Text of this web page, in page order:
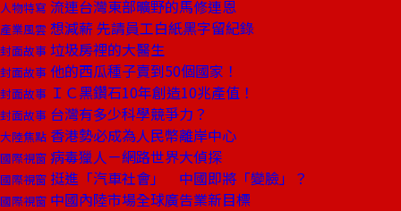
人物特寫 流連台灣東部曠野的馬修連恩
產業風雲 想減薪 先請員工白紙黑字留紀錄
封面故事 垃圾房裡的大醫生
封面故事 他的西瓜種子賣到50個國家！
封面故事 ＩＣ黑鑽石10年創造10兆產值！
封面故事 台灣有多少科學競爭力？
大陸焦點 香港勢必成為人民幣離岸中心
國際視窗 病毒獵人－網路世界大偵探
國際視窗 挺進「汽車社會」 中國即將「變臉」？
國際視窗 中國內陸市場全球廣告業新目標